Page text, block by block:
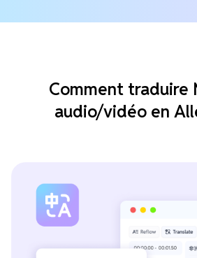
Comment traduire
audio/vidéo en